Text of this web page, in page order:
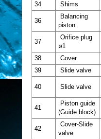
34 Shims
36
Balancing
piston
37
Orifice plug
ø1
38 Cover
39
Slide valve
40 Slide valve
41
Piston guide
(Guide block)
42
Cover-Slide
valve